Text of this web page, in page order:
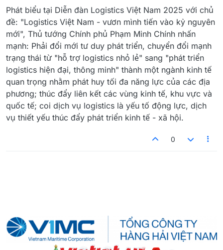
Phát biểu tại Diễn đàn Logistics Việt Nam 2025 với chủ
đề: "Logistics Việt Nam - vươn mình tiến vào kỷ nguyên
mới", Thủ tướng Chính phủ Phạm Minh Chính nhấn
mạnh: Phải đổi mới tư duy phát triển, chuyển đổi mạnh
trạng thái từ "hỗ trợ logistics nhỏ lẻ" sang "phát triển
logistics hiện đại, thông minh" thành một ngành kinh tế
quan trọng nhằm phát huy tối đa năng lực của các địa
phương; thúc đẩy liên kết các vùng kinh tế, khu vực và
quốc tế; coi dịch vụ logistics là yếu tố động lực, dịch
vụ thiết yếu thúc đẩy phát triển kinh tế - xã hội.
0